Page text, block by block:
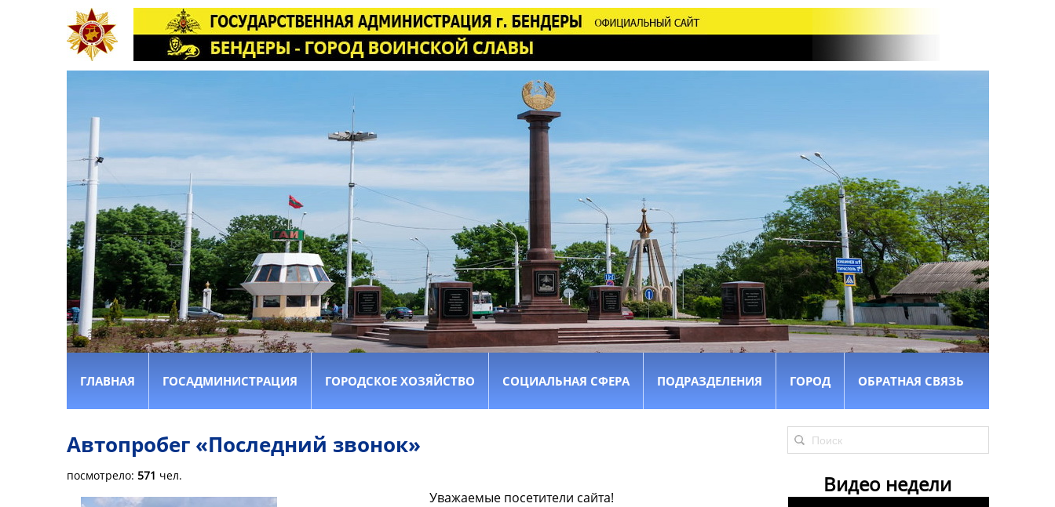
ГЛАВНАЯ ГОСАДМИНИСТРАЦИЯ ГОРОДСКОЕ ХОЗЯЙСТВО СОЦИАЛЬНАЯ СФЕРА ПОДРАЗДЕЛЕНИЯ ГОРОД ОБРАТНАЯ СВЯЗЬ
Автопробег «Последний звонок»
посмотрело: 571 чел.
Уважаемые посетители сайта!
Видео недели